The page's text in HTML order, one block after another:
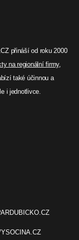
přináší od roku 2000
na regionální firmy,
také účinnou a
i jednotlivce.